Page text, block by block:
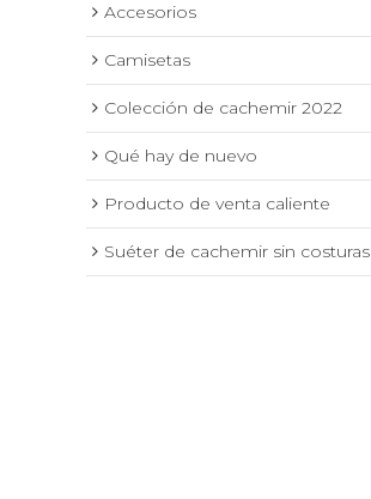
Accesorios
Camisetas
Colección de cachemir 2022
Qué hay de nuevo
Producto de venta caliente
Suéter de cachemir sin costuras